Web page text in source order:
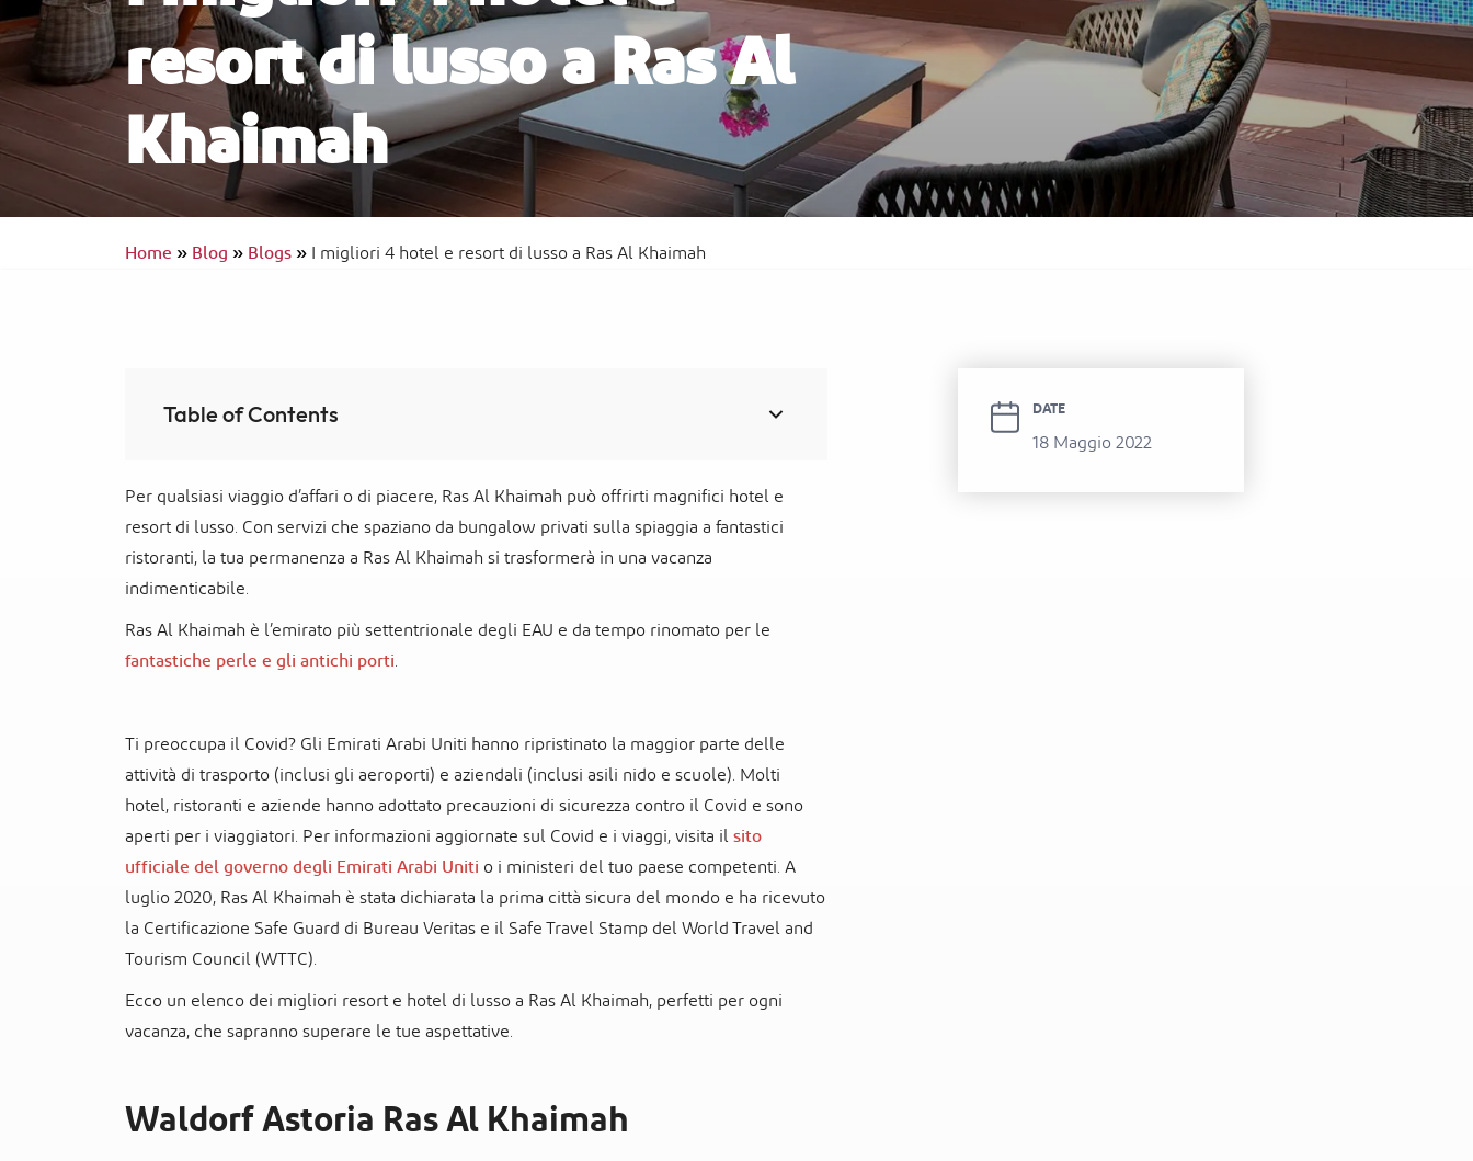
Waldorf Astoria Ras Al Khaimah Sofitel Al Hamra Beach Resort Mövenpick Resort Al Marjan Island
Esperienze tradizionali
resort di lusso a Ras Al
Khaimah
Home»Blog»Blogs»I migliori 4 hotel e resort di lusso a Ras Al Khaimah
Table of Contents
Per qualsiasi viaggio d’affari o di piacere, Ras Al Khaimah può offrirti magnifici hotel e
resort di lusso. Con servizi che spaziano da bungalow privati sulla spiaggia a fantastici
ristoranti, la tua permanenza a Ras Al Khaimah si trasformerà in una vacanza
indimenticabile.
Ras Al Khaimah è l’emirato più settentrionale degli EAU e da tempo rinomato per le
fantastiche perle e gli antichi porti.
Ti preoccupa il Covid? Gli Emirati Arabi Uniti hanno ripristinato la maggior parte delle
attività di trasporto (inclusi gli aeroporti) e aziendali (inclusi asili nido e scuole). Molti
hotel, ristoranti e aziende hanno adottato precauzioni di sicurezza contro il Covid e sono
aperti per i viaggiatori. Per informazioni aggiornate sul Covid e i viaggi, visita ilsito
ufficiale del governo degli Emirati Arabi Unitio i ministeri del tuo paese competenti. A
luglio 2020, Ras Al Khaimah è stata dichiarata la prima città sicura del mondo e ha ricevuto
la Certificazione Safe Guard di Bureau Veritas e il Safe Travel Stamp del World Travel and
Tourism Council (WTTC).
Ecco un elenco dei migliori resort e hotel di lusso a Ras Al Khaimah, perfetti per ogni
vacanza, che sapranno superare le tue aspettative.
Waldorf Astoria Ras Al Khaimah
DATE
18 Maggio 2022